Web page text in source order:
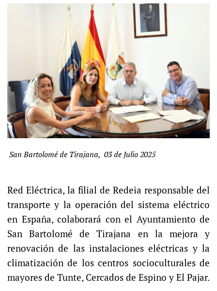
San Bartolomé de Tirajana, 03 de Julio 2025
Red Eléctrica, la filial de Redeia responsable del
transporte y la operación del sistema eléctrico
en España, colaborará con el Ayuntamiento de
San Bartolomé de Tirajana en la mejora y
renovación de las instalaciones eléctricas y la
climatización de los centros socioculturales de
mayores de Tunte, Cercados de Espino y El Pajar.